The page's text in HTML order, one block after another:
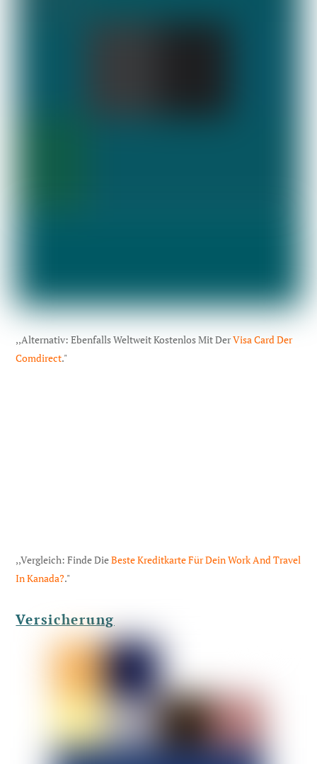
,,Alternativ: Ebenfalls Weltweit Kostenlos Mit DerVisa Card Der
Comdirect."
,,Vergleich: Finde DieBeste Kreditkarte Für Dein Work And Travel
In Kanada?."
Versicherung